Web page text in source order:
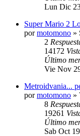
Lun Dic
Super Mario 2
pormotomono »
2
14172
Último
Vie Nov
Metroidvania...
pormotomono »
8
19261
Último
Sab Oct